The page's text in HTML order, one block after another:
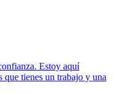
Estoy aquí
que tienes un trabajo y una